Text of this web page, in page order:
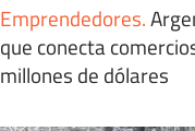
Emprendedores.
que conecta
millones de dólares